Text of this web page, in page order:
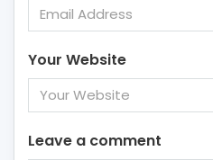
Your Website
Leave a comment